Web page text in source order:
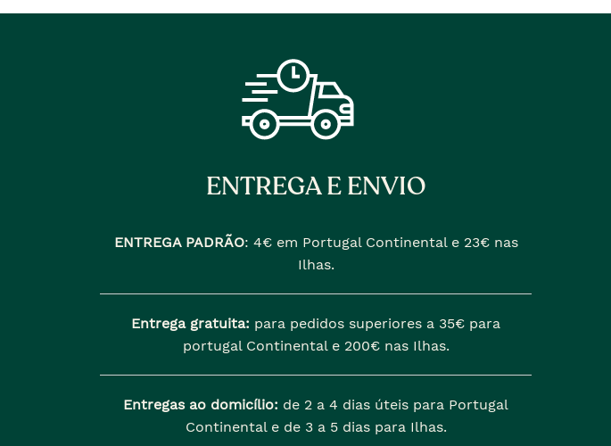
era
ENTREGA E ENVIO
ENTREGA PADRÃO: 4€ em Portugal Continental e 23€ nas
Ilhas.
Entrega gratuita: para pedidos superiores a 35€ para
portugal Continental e 200€ nas Ilhas.
Entregas ao domicílio: de 2 a 4 dias úteis para Portugal
Continental e de 3 a 5 dias para Ilhas.